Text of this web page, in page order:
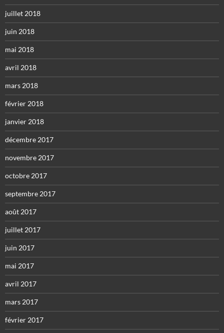
juillet 2018
juin 2018
mai 2018
avril 2018
mars 2018
février 2018
janvier 2018
décembre 2017
novembre 2017
octobre 2017
septembre 2017
août 2017
juillet 2017
juin 2017
mai 2017
avril 2017
mars 2017
février 2017